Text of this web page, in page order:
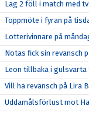
Lag 2 föll i match med
Toppmöte i fyran på
Lotterivinnare på
Notas fick sin revansch
Leon tillbaka i
Vill ha revansch på Lira
Uddamålsförlust mot